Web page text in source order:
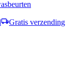
Gratis verzending